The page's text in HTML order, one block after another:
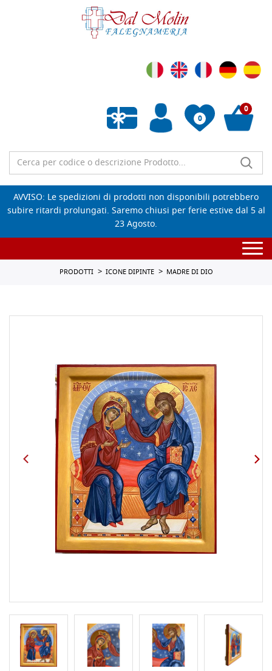
0
Wishlist vuota
0
AVVISO: Le spedizioni di prodotti non disponibili potrebbero
subire ritardi prolungati. Saremo chiusi per ferie estive dal 5 al
23 Agosto.
PRODOTTI ICONE DIPINTE MADRE DI DIO